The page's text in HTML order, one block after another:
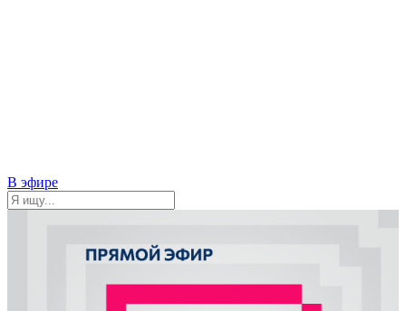
В эфире